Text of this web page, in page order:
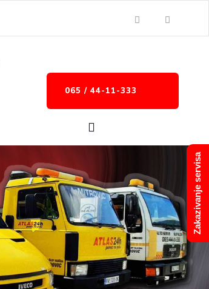
065 / 44-11-333
Zakazivanje servisa